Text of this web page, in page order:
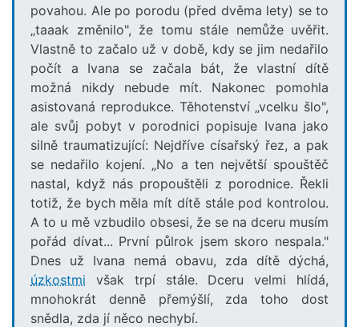
povahou. Ale po porodu (před dvěma lety) se to
„taaak změnilo", že tomu stále nemůže uvěřit.
Vlastně to začalo už v době, kdy se jim nedařilo
počít a Ivana se začala bát, že vlastní dítě
možná nikdy nebude mít. Nakonec pomohla
asistovaná reprodukce. Těhotenství „vcelku šlo",
ale svůj pobyt v porodnici popisuje Ivana jako
silně traumatizující: Nejdříve císařský řez, a pak
se nedařilo kojení. „No a ten největší spouštěč
nastal, když nás propouštěli z porodnice. Řekli
totiž, že bych měla mít dítě stále pod kontrolou.
A to u mě vzbudilo obsesi, že se na dceru musím
pořád dívat... První půlrok jsem skoro nespala."
Dnes už Ivana nemá obavu, zda dítě dýchá,
úzkostmi však trpí stále. Dceru velmi hlídá,
mnohokrát denně přemýšlí, zda toho dost
snědla, zda jí něco nechybí.